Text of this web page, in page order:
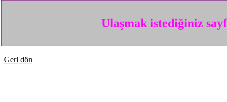
Ulaşmak istediğiniz
Geri dön